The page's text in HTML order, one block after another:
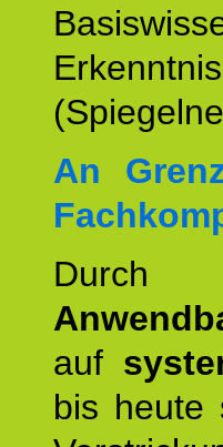
An
Durch
auf
bis heute